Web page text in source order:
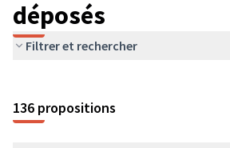
déposés
Filtrer et rechercher
136 propositions